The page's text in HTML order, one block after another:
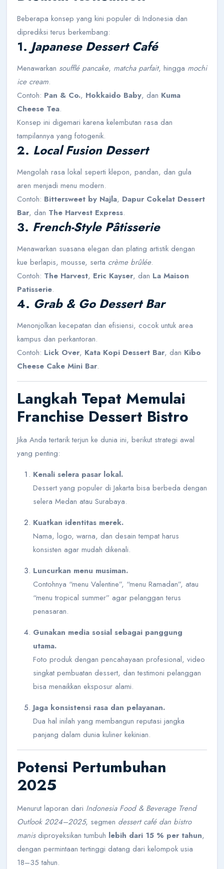
Beberapa konsep yang kini populer di Indonesia dan
diprediksi terus berkembang:
1.Japanese Dessert Café
Menawarkan soufflé pancake, matcha parfait, hingga mochi
ice cream.
Contoh: Pan & Co., Hokkaido Baby, dan Kuma
Cheese Tea.
Konsep ini digemari karena kelembutan rasa dan
tampilannya yang fotogenik.
2. Local Fusion Dessert
Mengolah rasa lokal seperti klepon, pandan, dan gula
aren menjadi menu modern.
Contoh: Bittersweet by Najla, Dapur Cokelat Dessert
Bar, dan The Harvest Express.
3. French-Style Pâtisserie
Menawarkan suasana elegan dan plating artistik dengan
kue berlapis, mousse, serta crème brûlée.
Contoh: The Harvest, Eric Kayser, dan La Maison
Patisserie.
4. Grab & Go Dessert Bar
Menonjolkan kecepatan dan efisiensi, cocok untuk area
kampus dan perkantoran.
Contoh: Lick Over, Kata Kopi Dessert Bar, dan Kibo
Cheese Cake Mini Bar.
Langkah Tepat Memulai
Franchise Dessert Bistro
Jika Anda tertarik terjun ke dunia ini, berikut strategi awal
yang penting:
Kenali selera pasar lokal.
Dessert yang populer di Jakarta bisa berbeda dengan
selera Medan atau Surabaya.
Kuatkan identitas merek.
Nama, logo, warna, dan desain tempat harus
konsisten agar mudah dikenali.
Luncurkan menu musiman.
Contohnya “menu Valentine”, “menu Ramadan”, atau
“menu tropical summer” agar pelanggan terus
penasaran.
Gunakan media sosial sebagai panggung
utama.
Foto produk dengan pencahayaan profesional, video
singkat pembuatan dessert, dan testimoni pelanggan
bisa menaikkan eksposur alami.
Jaga konsistensi rasa dan pelayanan.
Dua hal inilah yang membangun reputasi jangka
panjang dalam dunia kuliner kekinian.
Potensi Pertumbuhan
2025
Menurut laporan dari Indonesia Food & Beverage Trend
Outlook 2024–2025, segmen dessert café dan bistro
manisdiproyeksikan tumbuh lebih dari 15 % per tahun,
dengan permintaan tertinggi datang dari kelompok usia
18–35 tahun.